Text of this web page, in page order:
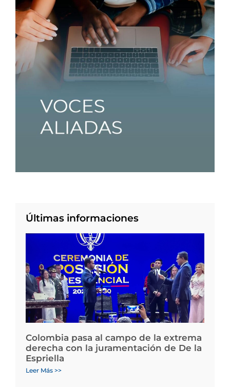
Últimas informaciones
Colombia pasa al campo de la extrema
derecha con la juramentación de De la
Espriella
Leer Más >>